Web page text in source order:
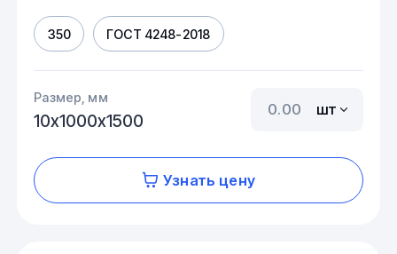
350 ГОСТ 4248-2018
Размер, мм
10х1000х1500
шт
Узнать цену